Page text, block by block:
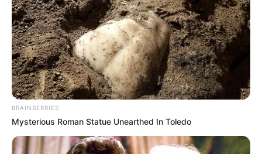
BRAINBERRIES
Mysterious Roman Statue Unearthed In Toledo